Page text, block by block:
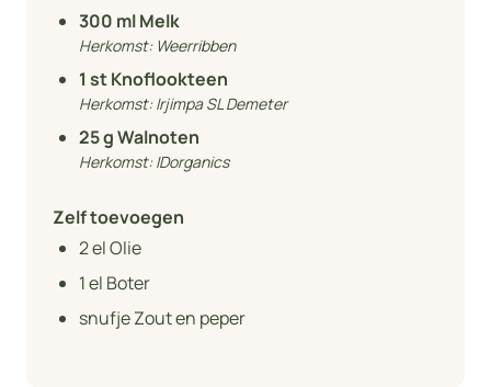
300 ml Melk
Herkomst: Weerribben
1 st Knoflookteen
Herkomst:Irjimpa SL Demeter
25g Walnoten
Herkomst:IDorganics
Zelf toevoegen
2el Olie
1el Boter
snufje Zout en peper